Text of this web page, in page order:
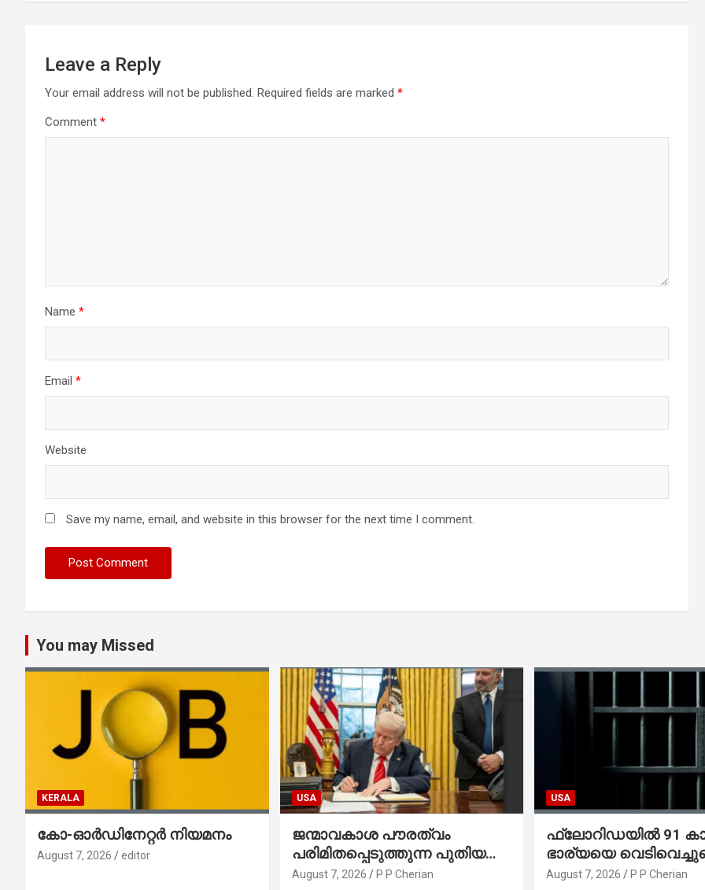
Leave a Reply
Your email address will not be published. Required fields are marked *
Comment *
Name *
Email *
Website
Save my name, email, and website in this browser for the next time I comment.
You may Missed
KERALA
കോ-ഓർഡിനേറ്റർ നിയമനം
August 7, 2026 editor
USA
ജന്മാവകാശ പൗരത്വം
പരിമിതപ്പെടുത്തുന്ന പുതിയ
രണ്ട് എക്സിക്യൂട്ടീവ്
August 7, 2026 P P Cherian
USA
ഫ്ലോറിഡയിൽ 91
ഭാര്യയെ
നഴ്സിങ്
August 7, 2026 P P Cherian